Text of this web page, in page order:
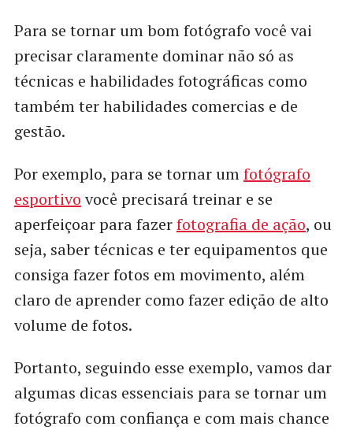
Para se tornar um bom fotógrafo você vai
precisar claramente dominar não só as
técnicas e habilidades fotográficas como
também ter habilidades comercias e de
gestão.
Por exemplo, para se tornar umfotógrafo
esportivovocê precisará treinar e se
aperfeiçoar para fazerfotografia de ação, ou
seja, saber técnicas e ter equipamentos que
consiga fazer fotos em movimento, além
claro de aprender como fazer edição de alto
volume de fotos.
Portanto, seguindo esse exemplo, vamos dar
algumas dicas essenciais para se tornar um
fotógrafo com confiança e com mais chance